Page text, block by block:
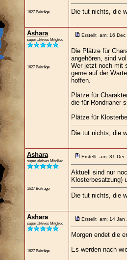
1627 Beiträge Die tut nichts, die
Ashara
super aktives Mitglied
1627 Beiträge
Erstellt am: 16
Die Plätze für
angehören, sind
Wer jetzt noch mit
gerne auf der
hoffen.
Plätze für
die für Rondrianer
Plätze für
Die tut nichts, die
Ashara
super aktives Mitglied
1627 Beiträge
Erstellt am: 31
Aktuell sind nur
Klosterbesatzung)
Die tut nichts, die
Ashara
super aktives Mitglied
1627 Beiträge
Erstellt am: 14 Jan
Morgen endet die
Es werden nach